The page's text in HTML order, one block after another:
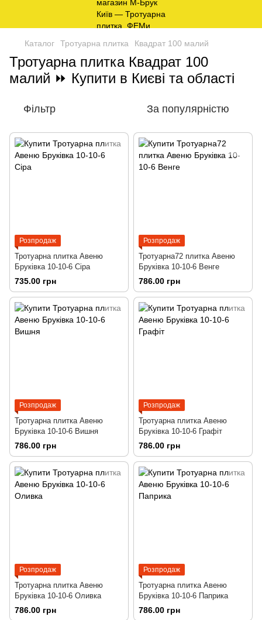
Каталог Тротуарна плитка Квадрат 100 малий
Тротуарна плитка Квадрат 100
малий ⏩ Купити в Києві та області
Фільтр За популярністю
Розпродаж
Тротуарна плитка Авеню
Бруківка 10-10-6 Сіра
735.00 грн
Розпродаж
Тротуарна72 плитка Авеню
Бруківка 10-10-6 Венге
786.00 грн
Розпродаж
Тротуарна плитка Авеню
Бруківка 10-10-6 Вишня
786.00 грн
Розпродаж
Тротуарна плитка Авеню
Бруківка 10-10-6 Графіт
786.00 грн
Розпродаж
Тротуарна плитка Авеню
Бруківка 10-10-6 Оливка
786.00 грн
Розпродаж
Тротуарна плитка Авеню
Бруківка 10-10-6 Паприка
786.00 грн